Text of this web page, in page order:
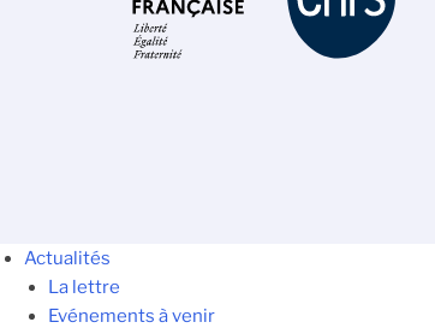
Actualités
La lettre
Evénements à venir